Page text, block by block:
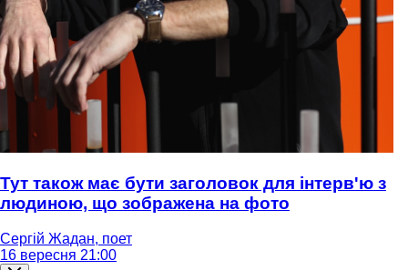
Тут також має бути заголовок для інтерв'ю з
людиною, що зображена на фото
Сергій Жадан, поет
16 вересня 21:00